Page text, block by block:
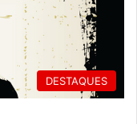
DESTAQUES